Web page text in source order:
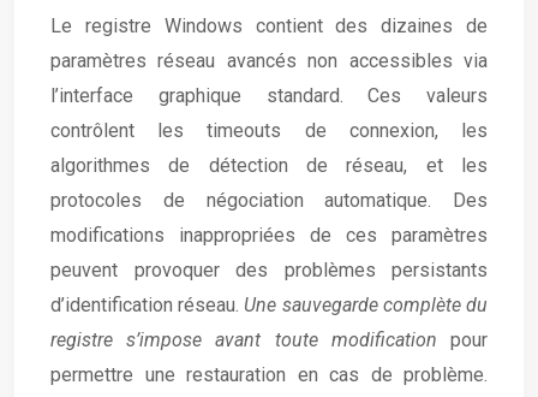
Le registre Windows contient des dizaines de
paramètres réseau avancés non accessibles via
l’interface graphique standard. Ces valeurs
contrôlent les timeouts de connexion, les
algorithmes de détection de réseau, et les
protocoles de négociation automatique. Des
modifications inappropriées de ces paramètres
peuvent provoquer des problèmes persistants
d’identification réseau. Une sauvegarde complète du
registre s’impose avant toute modification pour
permettre une restauration en cas de problème.